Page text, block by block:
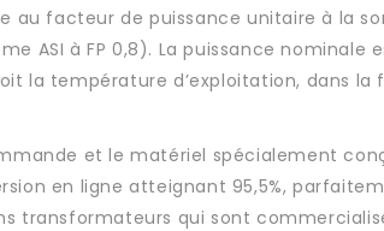
au facteur de puissance unitaire à la
ASI à FP 0,8). La puissance nominale
la température d’exploitation, dans la
et le matériel spécialement
en ligne atteignant 95,5%,
transformateurs qui sont